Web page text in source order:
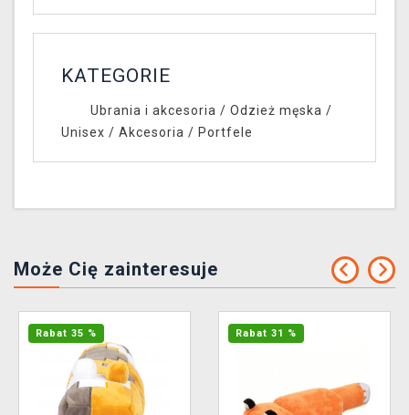
KATEGORIE
Ubrania i akcesoria / Odzież męska /
Unisex / Akcesoria / Portfele
Może Cię zainteresuje
Rabat 35 % Rabat 31 %